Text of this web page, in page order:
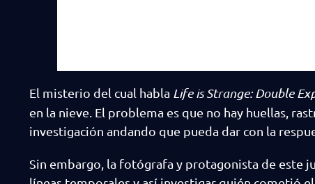
El misterio del cual habla Life is Strange: Double
en la nieve. El problema es que no hay huellas,
investigación andando que pueda dar con la
Sin embargo, la fotógrafa y protagonista de este